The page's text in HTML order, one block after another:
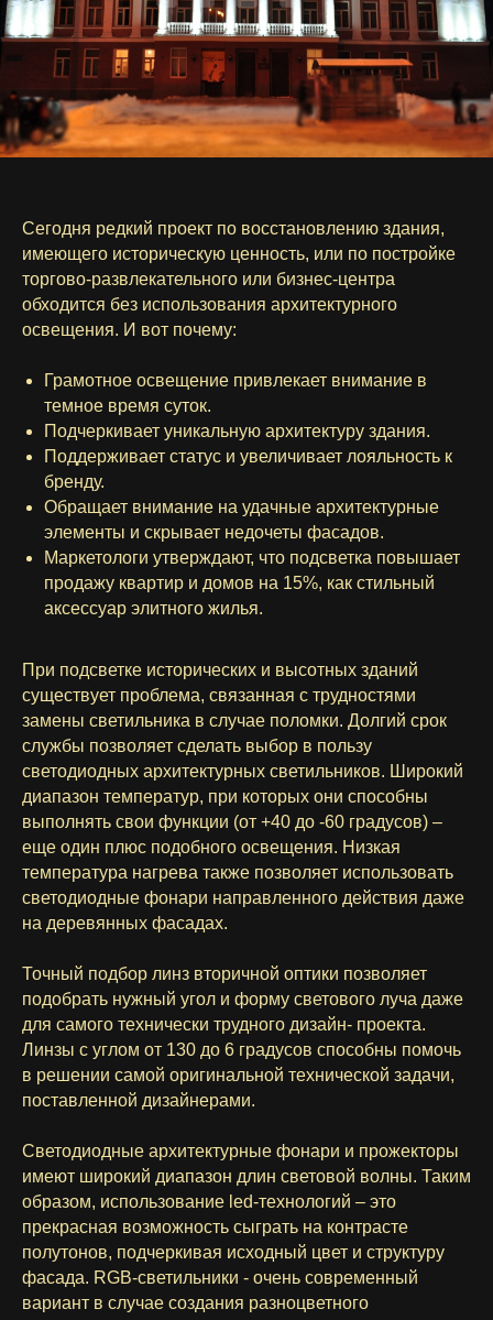
Сегодня редкий проект по восстановлению здания,
имеющего историческую ценность, или по постройке
торгово-развлекательного или бизнес-центра
обходится без использования архитектурного
освещения. И вот почему:
Грамотное освещение привлекает внимание в
темное время суток.
Подчеркивает уникальную архитектуру здания.
Поддерживает статус и увеличивает лояльность к
бренду.
Обращает внимание на удачные архитектурные
элементы и скрывает недочеты фасадов.
Маркетологи утверждают, что подсветка повышает
продажу квартир и домов на 15%, как стильный
аксессуар элитного жилья.
При подсветке исторических и высотных зданий
существует проблема, связанная с трудностями
замены светильника в случае поломки. Долгий срок
службы позволяет сделать выбор в пользу
светодиодных архитектурных светильников. Широкий
диапазон температур, при которых они способны
выполнять свои функции (от +40 до -60 градусов) –
еще один плюс подобного освещения. Низкая
температура нагрева также позволяет использовать
светодиодные фонари направленного действия даже
на деревянных фасадах.
Точный подбор линз вторичной оптики позволяет
подобрать нужный угол и форму светового луча даже
для самого технически трудного дизайн- проекта.
Линзы с углом от 130 до 6 градусов способны помочь
в решении самой оригинальной технической задачи,
поставленной дизайнерами.
Светодиодные архитектурные фонари и прожекторы
имеют широкий диапазон длин световой волны. Таким
образом, использование led-технологий – это
прекрасная возможность сыграть на контрасте
полутонов, подчеркивая исходный цвет и структуру
фасада. RGB-светильники - очень современный
вариант в случае создания разноцветного